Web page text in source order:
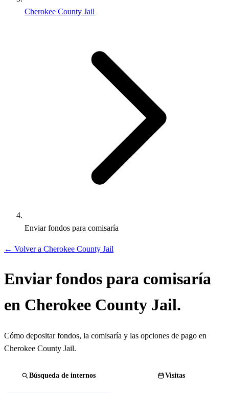
Cherokee County Jail
Enviar fondos para comisaría
← Volver a Cherokee County Jail
Enviar fondos para comisaría
en Cherokee County Jail.
Cómo depositar fondos, la comisaría y las opciones de pago en
Cherokee County Jail.
Búsqueda de internos Visitas